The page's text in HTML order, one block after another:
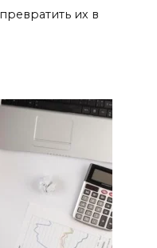
их в